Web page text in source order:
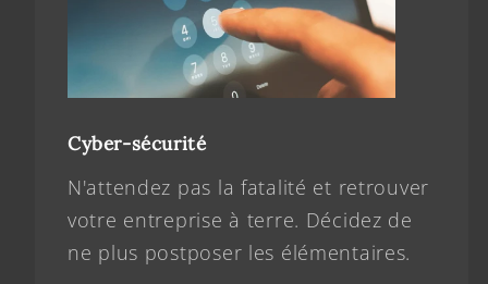
Cyber-sécurité
N'attendez pas la fatalité et retrouver
votre entreprise à terre. Décidez de
ne plus postposer les élémentaires.